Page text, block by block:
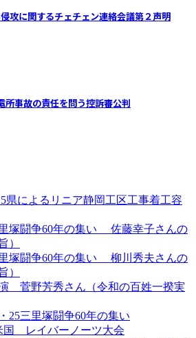
攻に関するチェチェン連絡会議第２声明
所事故の責任を問う控訴審公判
県によるリニア静岡工区工事着工容
塚闘争60年の集い 佐藤幸子さんの
）
塚闘争60年の集い 柳川秀夫さんの
）
菅野芳秀さん（令和の百姓一揆実
25三里塚闘争60年の集い
国 レイバーノーツ大会